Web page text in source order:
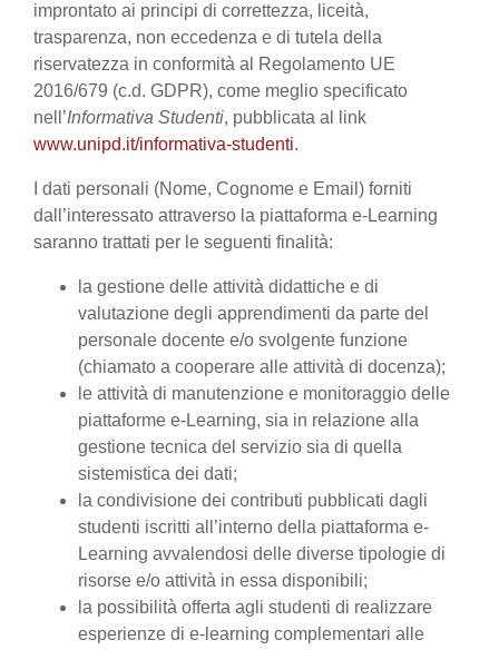
improntato ai principi di correttezza, liceità,
trasparenza, non eccedenza e di tutela della
riservatezza in conformità al Regolamento UE
2016/679 (c.d. GDPR), come meglio specificato
nell’Informativa Studenti, pubblicata al link
www.unipd.it/informativa-studenti.
I dati personali (Nome, Cognome e Email) forniti
dall’interessato attraverso la piattaforma e-Learning
saranno trattati per le seguenti finalità:
la gestione delle attività didattiche e di
valutazione degli apprendimenti da parte del
personale docente e/o svolgente funzione
(chiamato a cooperare alle attività di docenza);
le attività di manutenzione e monitoraggio delle
piattaforme e-Learning, sia in relazione alla
gestione tecnica del servizio sia di quella
sistemistica dei dati;
la condivisione dei contributi pubblicati dagli
studenti iscritti all’interno della piattaforma e-
Learning avvalendosi delle diverse tipologie di
risorse e/o attività in essa disponibili;
la possibilità offerta agli studenti di realizzare
esperienze di e-learning complementari alle